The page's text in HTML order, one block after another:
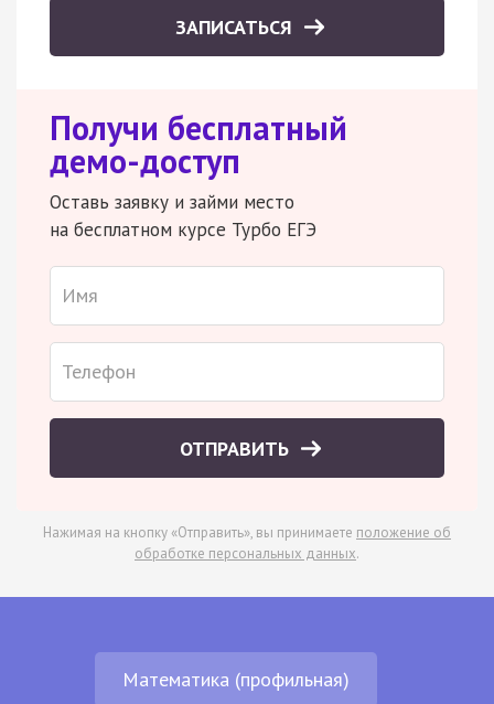
ЗАПИСАТЬСЯ
Получи бесплатный
демо-доступ
Оставь заявку и займи место
на бесплатном курсе Турбо ЕГЭ
ОТПРАВИТЬ
Нажимая на кнопку «Отправить», вы принимаете положение об
обработке персональных данных.
Математика (профильная)